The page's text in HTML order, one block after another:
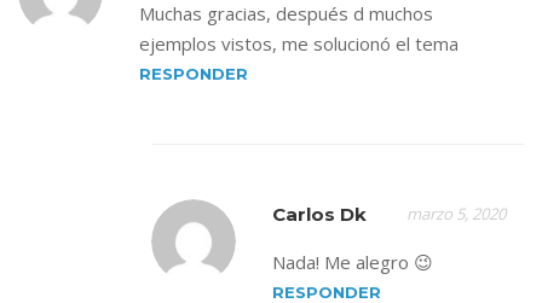
Muchas gracias, después d muchos
ejemplos vistos, me solucionó el tema
RESPONDER
Carlos Dk marzo 5, 2020
Nada! Me alegro 😉
RESPONDER